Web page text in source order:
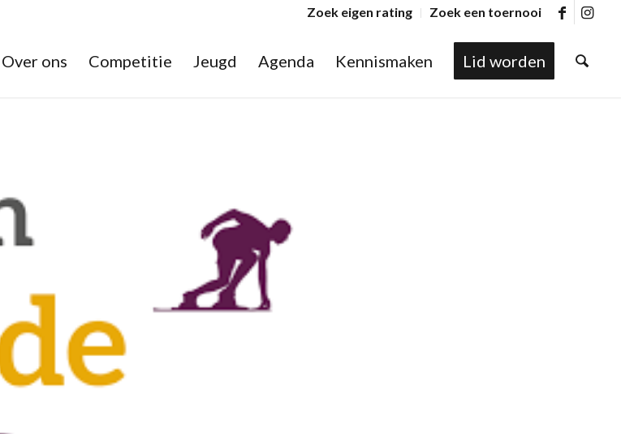
Zoek eigen rating Zoek een toernooi
Over ons Competitie Jeugd Agenda Kennismaken Lid worden